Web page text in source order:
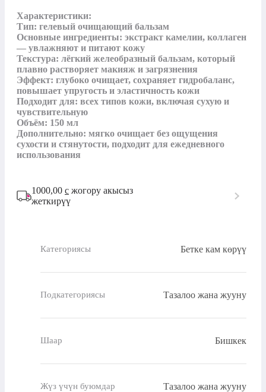
Характеристики:
Тип: гелевый очищающий бальзам
Основные ингредиенты: экстракт камелии, коллаген
— увлажняют и питают кожу
Текстура: лёгкий желеобразный бальзам, который
плавно растворяет макияж и загрязнения
Эффект: глубоко очищает, сохраняет гидробаланс,
повышает упругость и эластичность кожи
Подходит для: всех типов кожи, включая сухую и
чувствительную
Объём: 150 мл
Дополнительно: мягко очищает без ощущения
сухости и стянутости, подходит для ежедневного
использования
1000,00 с жогору акысыз
жеткирүү
Категориясы Бетке кам көрүү
Подкатегориясы Тазалоо жана жууну
Шаар Бишкек
Жүз үчүн буюмдар Тазалоо жана жууну